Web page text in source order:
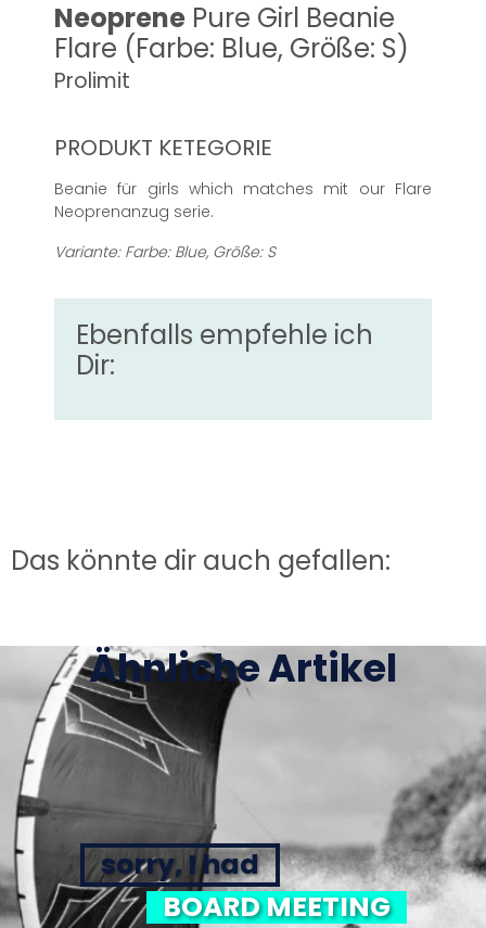
Neoprene Pure Girl Beanie
Flare (Farbe: Blue, Größe: S)
Prolimit
PRODUKT KETEGORIE
Beanie für girls which matches mit our Flare
Neoprenanzug serie.
Variante: Farbe: Blue, Größe: S
Ebenfalls empfehle ich
Dir:
Das könnte dir auch gefallen:
Ähnliche Artikel
sorry, I had
BOARD MEETING